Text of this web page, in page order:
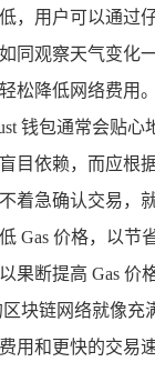
，用户可以通过
同观察天气变化
松降低网络费用
钱包通常会贴心
目依赖，而应根
着急确认交易，
Gas 价格，以节
果断提高 Gas 价
块链网络就像充
用和更快的交易